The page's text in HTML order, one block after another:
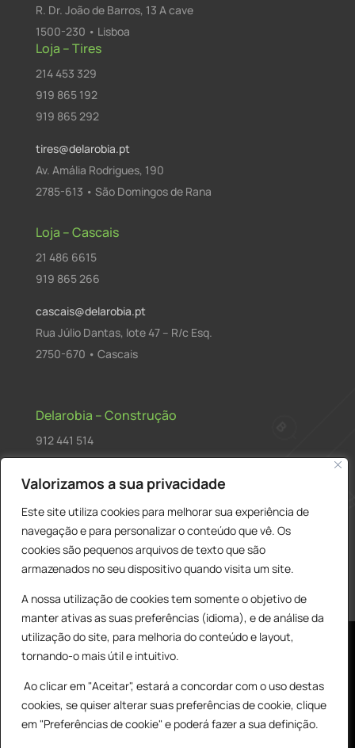
Valorizamos a sua privacidade
Este site utiliza cookies para melhorar sua experiência de
navegação e para personalizar o conteúdo que vê. Os
cookies são pequenos arquivos de texto que são
armazenados no seu dispositivo quando visita um site.
A nossa utilização de cookies tem somente o objetivo de
manter ativas as suas preferências (idioma), e de análise da
utilização do site, para melhoria do conteúdo e layout,
tornando-o mais útil e intuitivo.
Ao clicar em "Aceitar", estará a concordar com o uso destas
cookies, se quiser alterar suas preferências de cookie, clique
em "Preferências de cookie" e poderá fazer a sua definição.
R. Dr. João de Barros, 13 A cave
1500-230 • Lisboa
Loja – Tires
214 453 329
919 865 192
919 865 292
tires@delarobia.pt
Av. Amália Rodrigues, 190
2785-613 • São Domingos de Rana
Loja – Cascais
21 486 6615
919 865 266
cascais@delarobia.pt
Rua Júlio Dantas, lote 47 – R/c Esq.
2750-670 • Cascais
Delarobia – Construção
912 441 514
R. António Andrade, 1171
2820-287 • Charneca de Caparica
Products
search PESQUISAR
© All Copyright 2025 by Delarobia.pt 0